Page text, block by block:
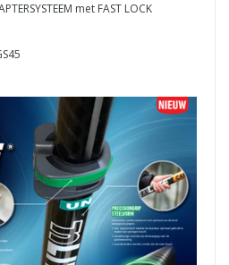
met FAST LOCK